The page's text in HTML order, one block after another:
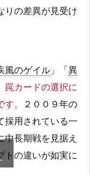
りの差異が見受け
風のゲイル 」「 異
罠カードの選択に
。
２００９年の
採用されている一
長期戦を見据え
トの違いが如実に